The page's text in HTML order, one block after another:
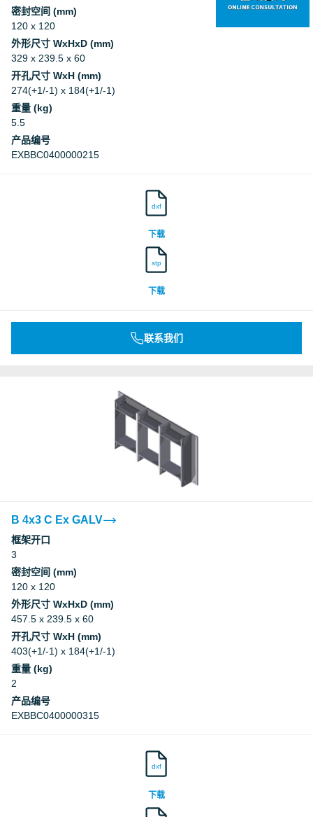
密封空间 (mm)
120 x 120
外形尺寸 WxHxD (mm)
329 x 239.5 x 60
开孔尺寸 WxH (mm)
274(+1/-1) x 184(+1/-1)
重量 (kg)
5.5
产品编号
EXBBC0400000215
dxf
下载
stp
下载
联系我们
B 4x3 C Ex GALV
框架开口
3
密封空间 (mm)
120 x 120
外形尺寸 WxHxD (mm)
457.5 x 239.5 x 60
开孔尺寸 WxH (mm)
403(+1/-1) x 184(+1/-1)
重量 (kg)
2
产品编号
EXBBC0400000315
dxf
下载